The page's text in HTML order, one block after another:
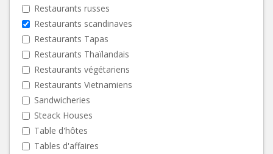
Restaurants russes
Restaurants scandinaves
Restaurants Tapas
Restaurants Thaïlandais
Restaurants végétariens
Restaurants Vietnamiens
Sandwicheries
Steack Houses
Table d'hôtes
Tables d'affaires